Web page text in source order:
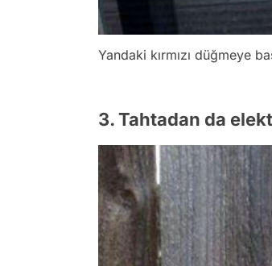
Yandaki kırmızı düğmeye
3. Tahtadan da